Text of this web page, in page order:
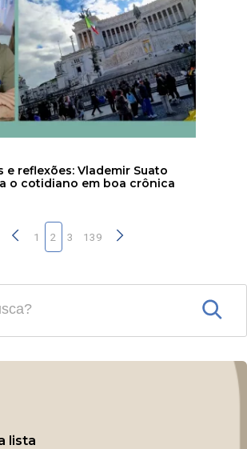
e reflexões: Vlademir Suato
o cotidiano em boa crônica
lista
1 2 3 139